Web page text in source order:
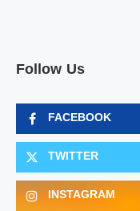
Follow Us
FACEBOOK
TWITTER
INSTAGRAM